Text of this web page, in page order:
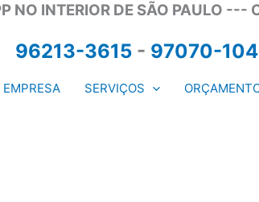
NO INTERIOR DE SÃO PAULO ---
96213-3615 - 97070-
EMPRESA SERVIÇOS